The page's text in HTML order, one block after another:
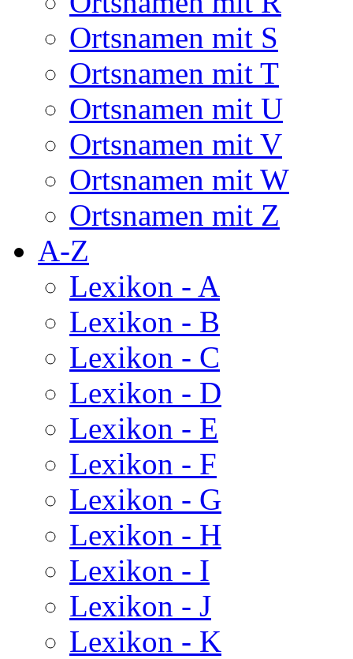
Ortsnamen mit S
Ortsnamen mit T
Ortsnamen mit U
Ortsnamen mit V
Ortsnamen mit W
Ortsnamen mit Z
A-Z
Lexikon - A
Lexikon - B
Lexikon - C
Lexikon - D
Lexikon - E
Lexikon - F
Lexikon - G
Lexikon - H
Lexikon - I
Lexikon - J
Lexikon - K